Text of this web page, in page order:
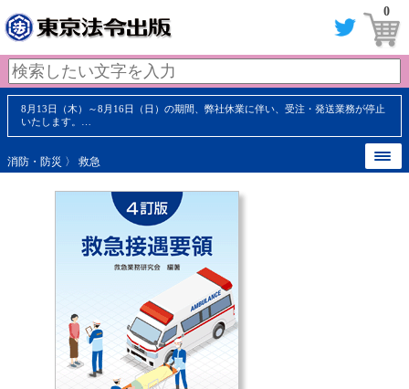
0
8月13日（木）～8月16日（日）の期間、弊社休業に伴い、受注・発送業務が停止
いたします。…
消防・防災 〉 救急
【 内容見本 】
【 内容見本 】
【 内容見本 】
【 内容見本 】
【 内容見本 】
【 内容見本 】